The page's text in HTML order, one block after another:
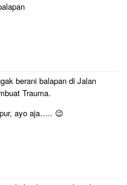
berani balapan di Jalan
Trauma.
ayo aja….. 😉